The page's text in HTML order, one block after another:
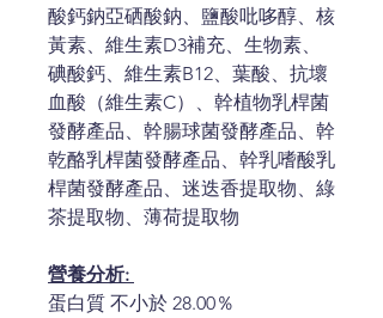
酸鈣鈉亞硒酸鈉、鹽酸吡哆醇、核
黃素、維生素D3補充、生物素、
碘酸鈣、維生素B12、葉酸、抗壞
血酸（維生素C）、幹植物乳桿菌
發酵產品、幹腸球菌發酵產品、幹
乾酪乳桿菌發酵產品、幹乳嗜酸乳
桿菌發酵產品、迷迭香提取物、綠
茶提取物、薄荷提取物
營養分析:
蛋白質 不小於 28.00％